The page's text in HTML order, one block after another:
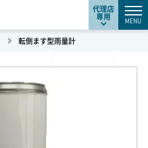
代理店
専用 MENU
転倒ます型雨量計